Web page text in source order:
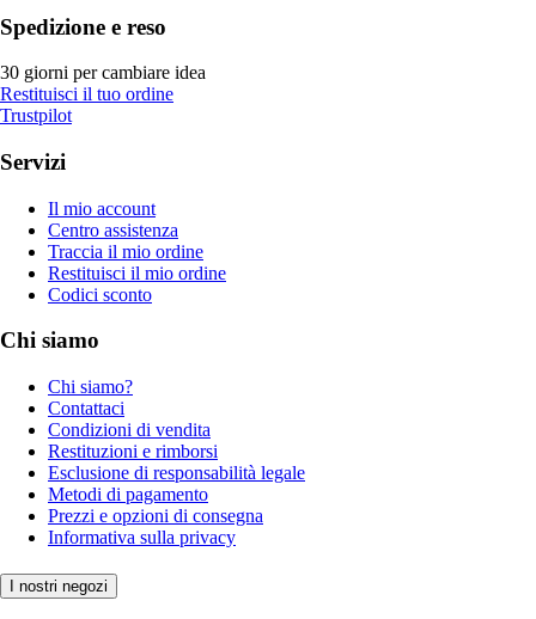
Spedizione e reso
30 giorni per cambiare idea
Restituisci il tuo ordine
Trustpilot
Servizi
Il mio account
Centro assistenza
Traccia il mio ordine
Restituisci il mio ordine
Codici sconto
Chi siamo
Chi siamo?
Contattaci
Condizioni di vendita
Restituzioni e rimborsi
Esclusione di responsabilità legale
Metodi di pagamento
Prezzi e opzioni di consegna
Informativa sulla privacy
I nostri negozi